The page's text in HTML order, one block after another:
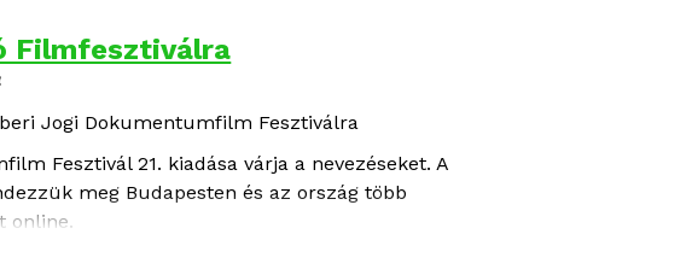
Filmfesztiválra
Jogi Dokumentumfilm Fesztiválra
Fesztivál 21. kiadása várja a nevezéseket. A
meg Budapesten és az ország több
online.